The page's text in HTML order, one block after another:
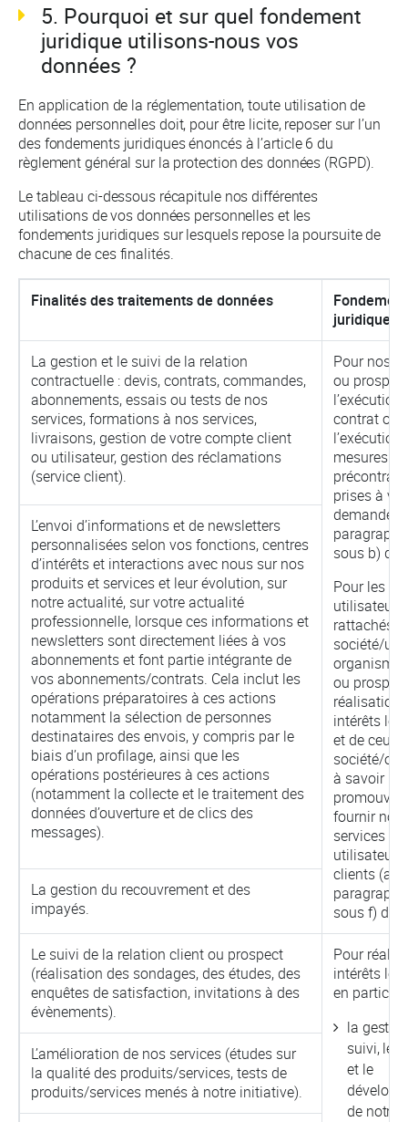
5. Pourquoi et sur quel fondement
juridique utilisons-nous vos
données ?
En application de la réglementation, toute utilisation de
données personnelles doit, pour être licite, reposer sur l’un
des fondements juridiques énoncés à l’article 6 du
règlement général sur la protection des données (RGPD).
Le tableau ci-dessous récapitule nos différentes
utilisations de vos données personnelles et les
fondements juridiques sur lesquels repose la poursuite de
chacune de ces finalités.
Finalités des traitements de données
juridiques
La gestion et le suivi de la relation
contractuelle : devis, contrats, commandes,
abonnements, essais ou tests de nos
services, formations à nos services,
livraisons, gestion de votre compte client
ou utilisateur, gestion des réclamations
(service client).
Pour nos
ou
l’exécution
contrat ou
l’exécution
mesures
prises à
demande
sous b) du
Pour les
utilisateurs
rattachés
société/un
organisme
ou
réalisation
intérêts
et de ceux
société/
à savoir
fournir nos
services
utilisateurs
clients
sous f) du
L’envoi d’informations et de newsletters
personnalisées selon vos fonctions, centres
d’intérêts et interactions avec nous sur nos
produits et services et leur évolution, sur
notre actualité, sur votre actualité
professionnelle, lorsque ces informations et
newsletters sont directement liées à vos
abonnements et font partie intégrante de
vos abonnements/contrats. Cela inclut les
opérations préparatoires à ces actions
notamment la sélection de personnes
destinataires des envois, y compris par le
biais d’un profilage, ainsi que les
opérations postérieures à ces actions
(notamment la collecte et le traitement des
données d’ouverture et de clics des
messages).
La gestion du recouvrement et des
impayés.
Le suivi de la relation client ou prospect
(réalisation des sondages, des études, des
enquêtes de satisfaction, invitations à des
évènements).
Pour
intérêts
en
la
suivi, le
et le
de notre
L’amélioration de nos services (études sur
la qualité des produits/services, tests de
produits/services menés à notre initiative).